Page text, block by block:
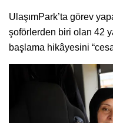
UlaşımPark’ta görev
şoförlerden biri olan 42
başlama hikâyesini